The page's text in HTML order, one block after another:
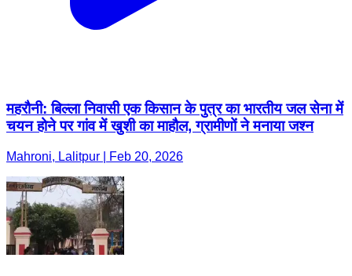
महरौनी: बिल्ला निवासी एक किसान के पुत्र का भारतीय जल सेना में
चयन होने पर गांव में खुशी का माहौल, ग्रामीणों ने मनाया जश्न
Mahroni, Lalitpur | Feb 20, 2026